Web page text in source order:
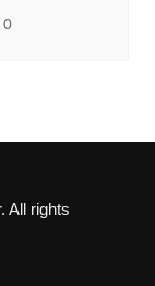
0
All rights